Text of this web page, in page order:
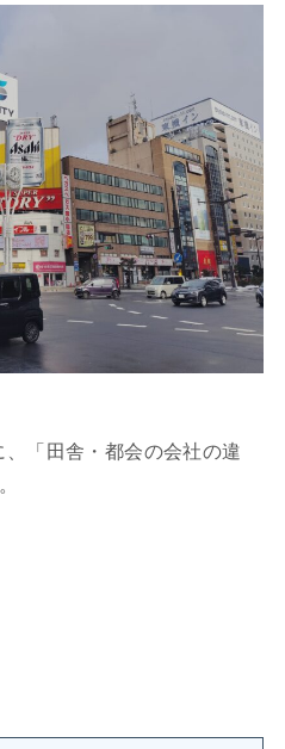
「田舎・都会の会社の違